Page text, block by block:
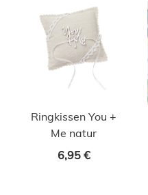
Ringkissen You +
Me natur
6,95 €